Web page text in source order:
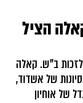
הציל
לזכות ב"ש. קאלה
של אשדוד,
של אוחיון